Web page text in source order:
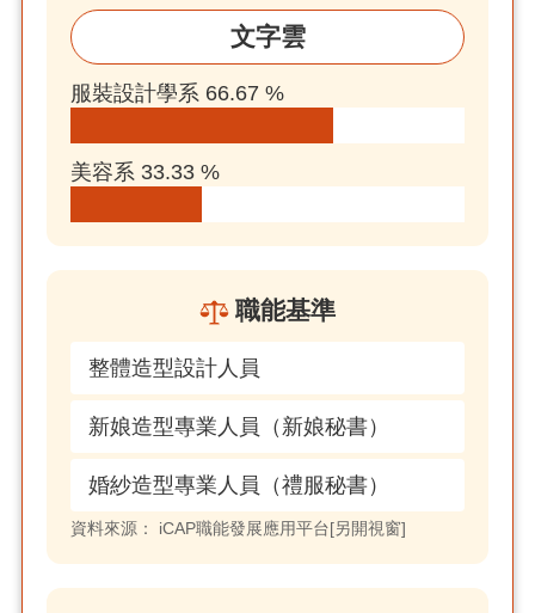
文字雲
服裝設計學系 66.67 %
美容系 33.33 %
職能基準
整體造型設計人員
新娘造型專業人員（新娘秘書）
婚紗造型專業人員（禮服秘書）
資料來源： iCAP職能發展應用平台[另開視窗]